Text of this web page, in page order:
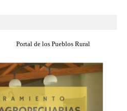
Portal de los Pueblos Rural